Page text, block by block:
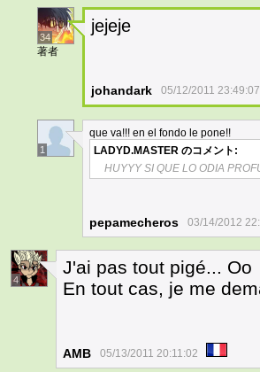
34
著者
jejeje
johandark 05/12/2011 23:49:07
1
que va!!! en el fondo le pone!!
LADYD.MASTER のコメント:
HUYYY SI QUE LO ODIA
pepamecheros 03/14/2012
4
J'ai pas tout pigé... Oo
En tout cas, je me
AMB 05/13/2011 20:11:02